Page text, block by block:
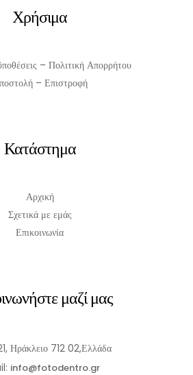
ΚΑΛΆΘΙ
Χρήσιμα
– Πολιτική Απορρήτου
– Επιστροφή
Κατάστημα
Αρχική
Σχετικά με εμάς
Επικοινωνία
μαζί μας
Ηράκλειο 712 02,Ελλάδα
info@fotodentro.gr